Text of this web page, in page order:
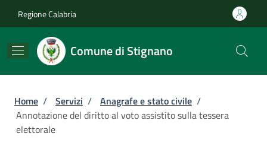
Regione Calabria
Comune di Stignano
Briciole di pane
Home / Servizi / Anagrafe e stato civile /
Annotazione del diritto al voto assistito sulla tessera
elettorale